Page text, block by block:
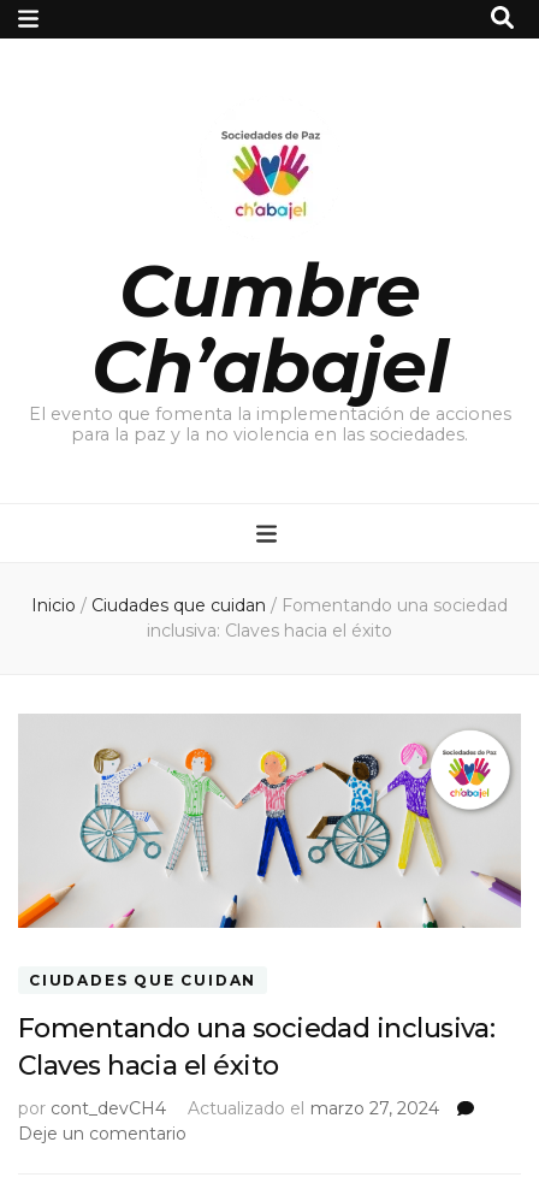
Cumbre
Ch’abajel
El evento que fomenta la implementación de acciones
para la paz y la no violencia en las sociedades.
Inicio / Ciudades que cuidan / Fomentando una sociedad
inclusiva: Claves hacia el éxito
CIUDADES QUE CUIDAN
Fomentando una sociedad inclusiva:
Claves hacia el éxito
por cont_devCH4 Actualizado el marzo 27, 2024
Deje un comentario